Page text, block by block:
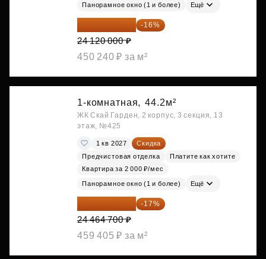
Панорамное окно (1 и более) Ещё
20 260 800 ₽ -16%
24 120 000 ₽
450 240 ₽ за м²
1-комнатная, 44.2м²
ЖК Скай Гарден, 2 корпус, 3 секция, 13
этаж, №425
1 кв 2027
Скидка
Предчистовая отделка
Платите как хотите
Квартира за 2 000 ₽/мес
Панорамное окно (1 и более) Ещё
20 305 701 ₽ -17%
24 464 700 ₽
459 405 ₽ за м²